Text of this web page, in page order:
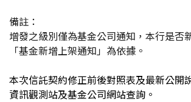
備註：
增發之級別僅為基金公司通知，本行是否
「基金新增上架通知」為依據。
本次信託契約修正前後對照表及最新公開
資訊觀測站及基金公司網站查詢。